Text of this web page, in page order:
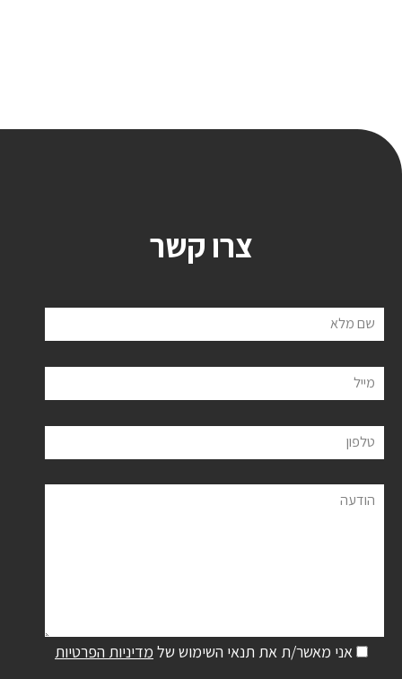
צרו קשר
שם מלא
מייל
טלפון
הודעה
אני מאשר/ת את תנאי השימוש של מדיניות הפרטיות